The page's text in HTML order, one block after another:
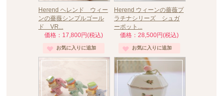
Herend ヘレンド ウィー
ンの薔薇シンプルゴール
ド VR...
価格：17,800円(税込)
Herend ウィーンの薔薇プ
ラチナシリーズ シュガ
ーポット...
価格：28,500円(税込)